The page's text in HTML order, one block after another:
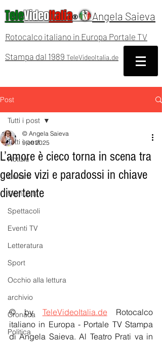
TeleVideoItalia® Angela Saieva
Rotocalco italiano in Europa Portale TV
Stampa dal 1989 TeleVideoItalia.de
Post
Tutti i post
Notizie
Cultura
Comunità
Spettacoli
Eventi TV
Letteratura
Sport
Occhio alla lettura
archivio
Cronaca
Politica
Tutti i post
L’amore è cieco torna in scena tra
gelosie vizi e paradossi in chiave
divertente
© Angela Saieva
9 ott 2025
© by TeleVideoItalia.de Rotocalco
italiano in Europa - Portale TV Stampa
di Angela Saieva. Al Teatro Prati va in